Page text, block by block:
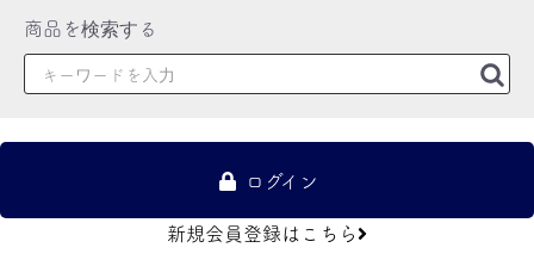
ログイン
新規会員登録はこちら